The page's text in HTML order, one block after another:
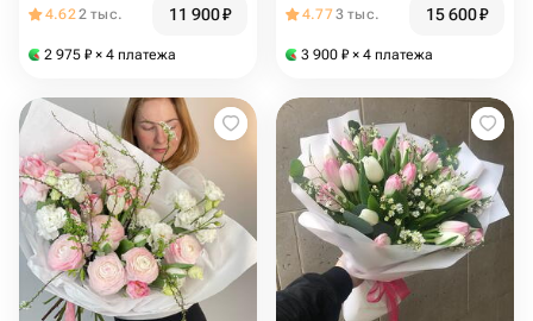
4.622 тыс. 11 900₽
2 975 ₽ × 4 платежа
4.773 тыс. 15 600₽
3 900 ₽ × 4 платежа